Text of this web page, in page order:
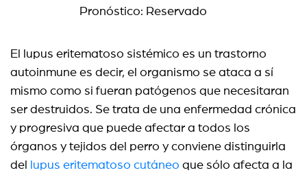
Pronóstico: Reservado
El lupus eritematoso sistémico es un trastorno
autoinmune es decir, el organismo se ataca a sí
mismo como si fueran patógenos que necesitaran
ser destruidos. Se trata de una enfermedad crónica
y progresiva que puede afectar a todos los
órganos y tejidos del perro y conviene distinguirla
del
lupus eritematoso cutáneo que sólo afecta a la